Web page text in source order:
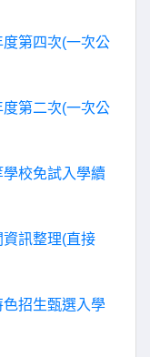
第四次(一次公
第二次(一次公
校免試入學續
訊整理(直接
招生甄選入學